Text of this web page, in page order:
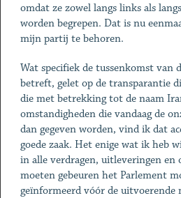
omdat ze zowel langs links als
worden begrepen. Dat is nu
mijn partij te behoren.
Wat specifiek de tussenkomst van
betreft, gelet op de transparantie
die met betrekking tot de naam
omstandigheden die vandaag de
dan gegeven worden, vind ik dat
goede zaak. Het enige wat ik heb
in alle verdragen, uitleveringen en
moeten gebeuren het Parlement
geïnformeerd vóór de uitvoerende